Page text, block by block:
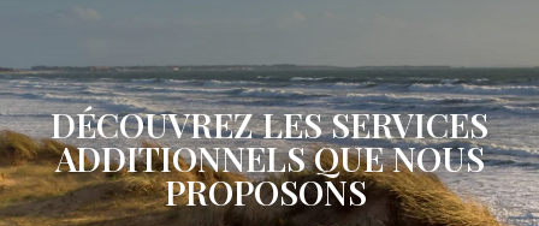
DÉCOUVREZ LES SERVICES
ADDITIONNELS QUE NOUS
PROPOSONS ​